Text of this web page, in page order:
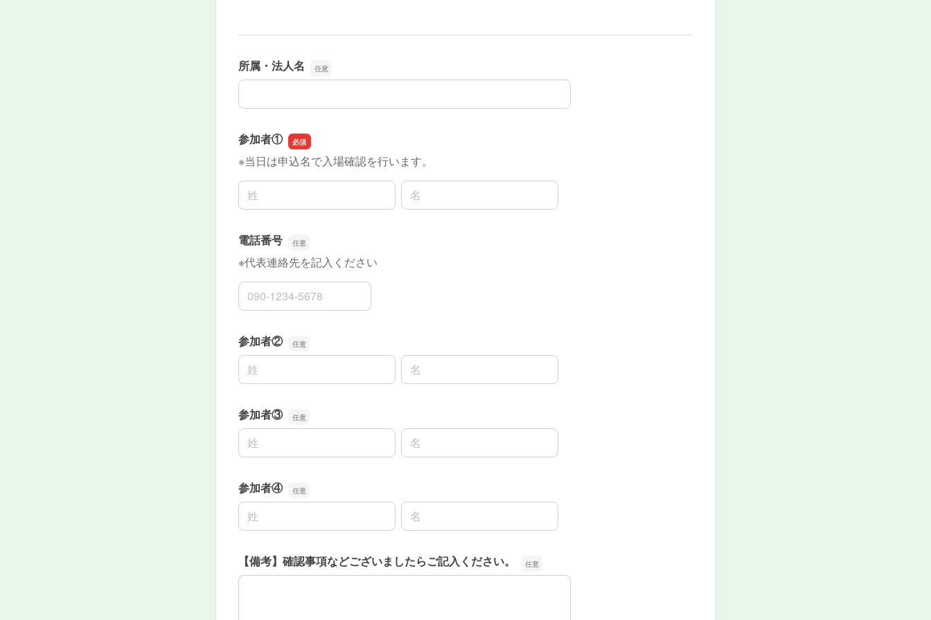
所属・法人名
所属・法人名
参加者①
※当日は申込名で入場確認を行います。
名前の姓
名前の名
電話番号
※代表連絡先を記入ください
電話番号
参加者②
名前の姓
名前の名
参加者③
名前の姓
名前の名
参加者④
名前の姓
名前の名
【備考】確認事項などございましたらご記入ください。
【備考】確認事項などございましたらご記入ください。